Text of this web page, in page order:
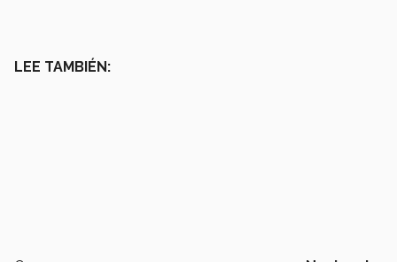
LEE TAMBIÉN: